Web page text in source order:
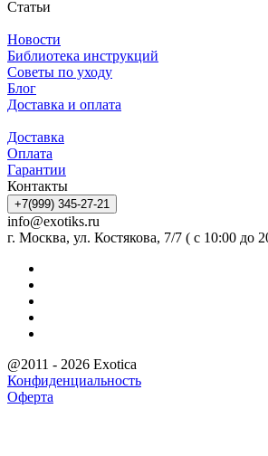
Статьи
Новости
Библиотека инструкций
Советы по уходу
Блог
Доставка и оплата
Доставка
Оплата
Гарантии
Контакты
+7(999) 345-27-21
info@exotiks.ru
г. Москва, ул. Костякова, 7/7 ( с 10:00 до
@2011 - 2026 Exotica
Конфиденциальность
Оферта